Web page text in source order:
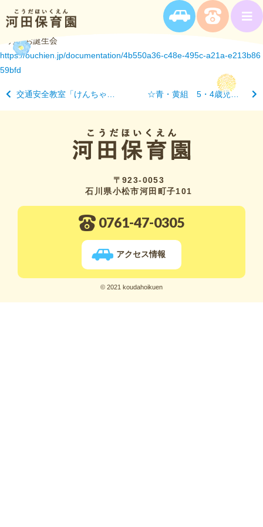
４月のお誕生会
https://ouchien.jp/documentation/4b550a36-c48e-495c-a21a-e213b86
59bfd
☆青・黄組 5・4歳児 お花見☆
〒923-0053
石川県小松市河田町子101
0761-47-0305
アクセス情報
© 2021 koudahoikuen